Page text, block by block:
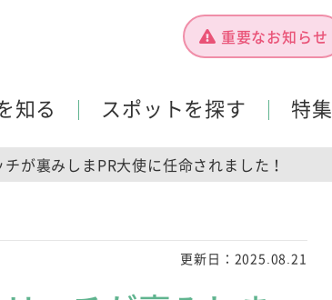
重要なお知らせ
知る スポットを探す 特集
が裏みしまPR大使に任命されました！
更新日： 2025.08.21